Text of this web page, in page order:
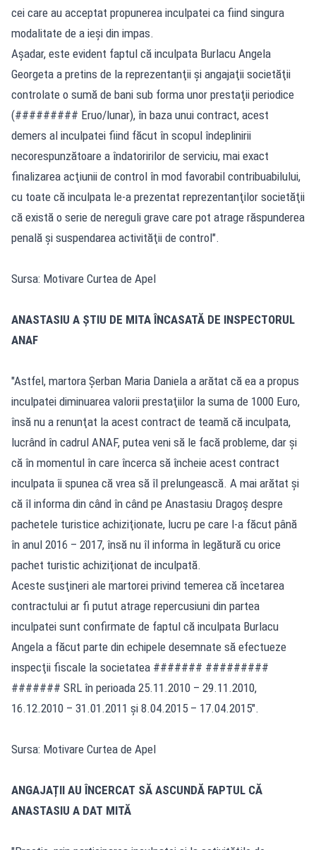
cei care au acceptat propunerea inculpatei ca fiind singura
modalitate de a ieşi din impas.
Aşadar, este evident faptul că inculpata Burlacu Angela
Georgeta a pretins de la reprezentanţii şi angajaţii societăţii
controlate o sumă de bani sub forma unor prestaţii periodice
(######### Eruo/lunar), în baza unui contract, acest
demers al inculpatei fiind făcut în scopul îndeplinirii
necorespunzătoare a îndatoririlor de serviciu, mai exact
finalizarea acţiunii de control în mod favorabil contribuabilului,
cu toate că inculpata le-a prezentat reprezentanţilor societăţii
că există o serie de nereguli grave care pot atrage răspunderea
penală şi suspendarea activităţii de control".
Sursa: Motivare Curtea de Apel
ANASTASIU A ȘTIU DE MITA ÎNCASATĂ DE INSPECTORUL
ANAF
"Astfel, martora Şerban Maria Daniela a arătat că ea a propus
inculpatei diminuarea valorii prestaţiilor la suma de 1000 Euro,
însă nu a renunţat la acest contract de teamă că inculpata,
lucrând în cadrul ANAF, putea veni să le facă probleme, dar şi
că în momentul în care încerca să încheie acest contract
inculpata îi spunea că vrea să îl prelungească. A mai arătat şi
că îl informa din când în când pe Anastasiu Dragoş despre
pachetele turistice achiziţionate, lucru pe care l-a făcut până
în anul 2016 – 2017, însă nu îl informa în legătură cu orice
pachet turistic achiziţionat de inculpată.
Aceste susţineri ale martorei privind temerea că încetarea
contractului ar fi putut atrage repercusiuni din partea
inculpatei sunt confirmate de faptul că inculpata Burlacu
Angela a făcut parte din echipele desemnate să efectueze
inspecţii fiscale la societatea ####### #########
####### SRL în perioada 25.11.2010 – 29.11.2010,
16.12.2010 – 31.01.2011 şi 8.04.2015 – 17.04.2015".
Sursa: Motivare Curtea de Apel
ANGAJAȚII AU ÎNCERCAT SĂ ASCUNDĂ FAPTUL CĂ
ANASTASIU A DAT MITĂ